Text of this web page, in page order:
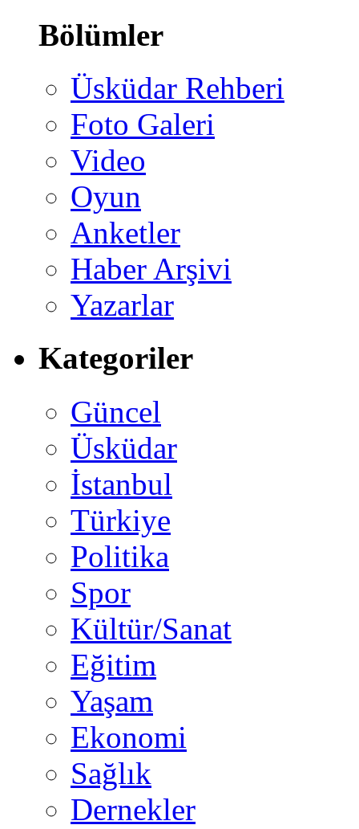
Bölümler
Üsküdar Rehberi
Foto Galeri
Video
Oyun
Anketler
Haber Arşivi
Yazarlar
Kategoriler
Güncel
Üsküdar
İstanbul
Türkiye
Politika
Spor
Kültür/Sanat
Eğitim
Yaşam
Ekonomi
Sağlık
Dernekler